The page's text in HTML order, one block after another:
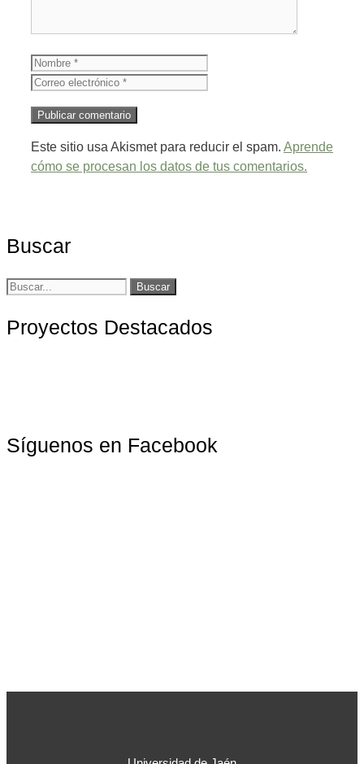
Nombre
Este sitio usa Akismet para reducir el spam. Aprende
cómo se procesan los datos de tus comentarios.
Buscar
Buscar:
Proyectos Destacados
Síguenos en Facebook